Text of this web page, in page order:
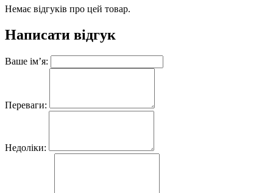
Немає відгуків про цей товар.
Написати відгук
Ваше ім’я:
Переваги:
Недоліки: